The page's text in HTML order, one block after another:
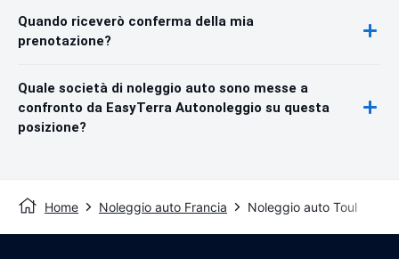
Quando riceverò conferma della mia
prenotazione?
Quale società di noleggio auto sono messe a
confronto da EasyTerra Autonoleggio su questa
posizione?
Home Noleggio auto Francia Noleggio auto Toul